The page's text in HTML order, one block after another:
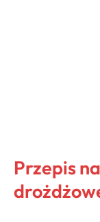
Przepis